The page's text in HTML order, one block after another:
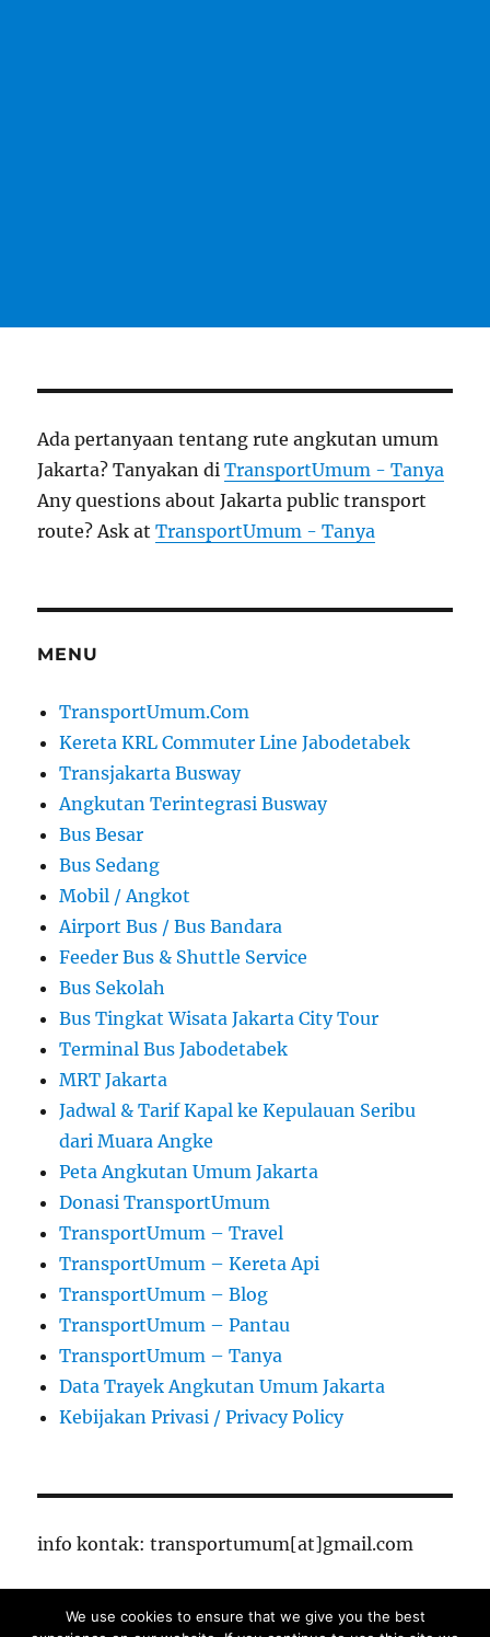
Ada pertanyaan tentang rute angkutan umum
Jakarta? Tanyakan diTransportUmum - Tanya
Any questions about Jakarta public transport
route? Ask atTransportUmum - Tanya
MENU
TransportUmum.Com
Kereta KRL Commuter Line Jabodetabek
Transjakarta Busway
Angkutan Terintegrasi Busway
Bus Besar
Bus Sedang
Mobil / Angkot
Airport Bus / Bus Bandara
Feeder Bus & Shuttle Service
Bus Sekolah
Bus Tingkat Wisata Jakarta City Tour
Terminal Bus Jabodetabek
MRT Jakarta
Jadwal & Tarif Kapal ke Kepulauan Seribu
dari Muara Angke
Peta Angkutan Umum Jakarta
Donasi TransportUmum
TransportUmum – Travel
TransportUmum – Kereta Api
TransportUmum – Blog
TransportUmum – Pantau
TransportUmum – Tanya
Data Trayek Angkutan Umum Jakarta
Kebijakan Privasi / Privacy Policy
info kontak: transportumum[at]gmail.com
TransportUmum – Jakarta Proudly powered by
We use cookies to ensure that we give you the best